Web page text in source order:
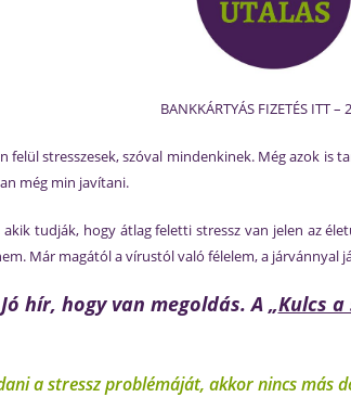
BANKKÁRTYÁS FIZETÉS ITT –
felül stresszesek, szóval mindenkinek. Még azok
még min javítani.
tudják, hogy átlag feletti stressz van jelen az
Már magától a vírustól való félelem, a
Jó hír, hogy van megoldás. A „Kulcs a
a stressz problémáját, akkor nincs más